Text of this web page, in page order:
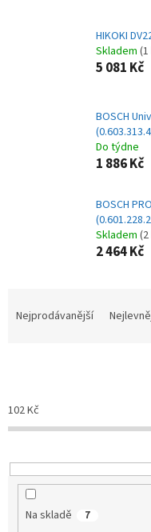
HIKOKI
Skladem
5 081 Kč
BOSCH
Do týdne
1 886 Kč
BOSCH
Skladem
2 464 Kč
p
r
o
u
Nejprodávanější
102Kč
Na skladě 7